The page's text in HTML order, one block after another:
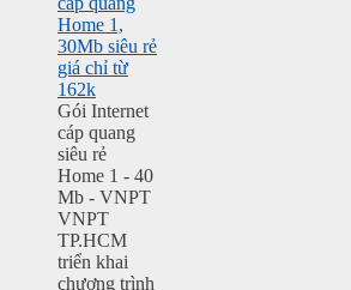
Home 1,
30Mb siêu rẻ
giá chỉ từ
162k
Gói Internet
cáp quang
siêu rẻ
Home 1 - 40
Mb - VNPT
VNPT
TP.HCM
triển khai
chương trình